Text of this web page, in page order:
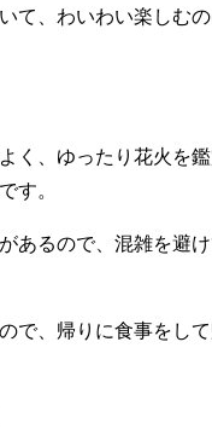
て、わいわい楽しむ
く、ゆったり花火を
す。
あるので、混雑を避
で、帰りに食事をし